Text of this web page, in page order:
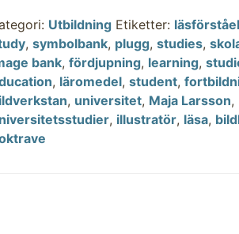
Utbildning Etiketter:
,symbolbank, plugg,studies,
bank,fördjupning, learning,
, läromedel,student,
, universitet, Maja Larsson,
, illustratör, läsa,